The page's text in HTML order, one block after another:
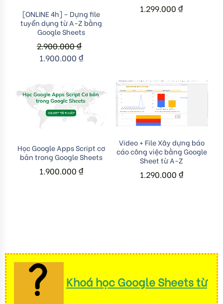
Add to cart
[ONLINE 4h] – Dựng file
tuyển dụng từ A-Z bằng
Google Sheets
2.900.000₫
1.900.000 ₫
1.299.000₫
Add to cart
Học Google Apps Script cơ
bản trong Google Sheets
1.900.000 ₫
Add to cart
Video + File Xây dựng báo
cáo công việc bằng Google
Sheet từ A-Z
1.290.000 ₫
Khoá học Google Sheets từ